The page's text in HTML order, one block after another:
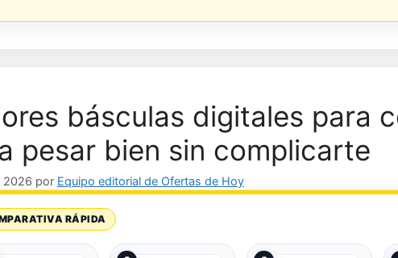
básculas digitales para
pesar bien sin complicarte
2026 por Equipo editorial de Ofertas de Hoy
RÁPIDA